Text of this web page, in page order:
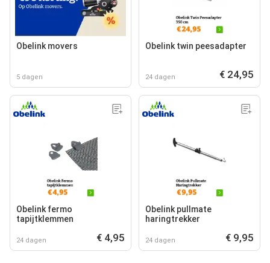
Obelink movers
5 dagen
Obelink twin peesadapter
24 dagen € 24,95
Obelink fermo
tapijtklemmen
24 dagen € 4,95
Obelink pullmate
haringtrekker
24 dagen € 9,95